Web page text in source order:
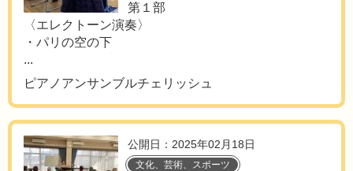
第１部
〈エレクトーン演奏〉
・パリの空の下
...
ピアノアンサンブルチェリッシュ
公開日：2025年02月18日
文化、芸術、スポーツ